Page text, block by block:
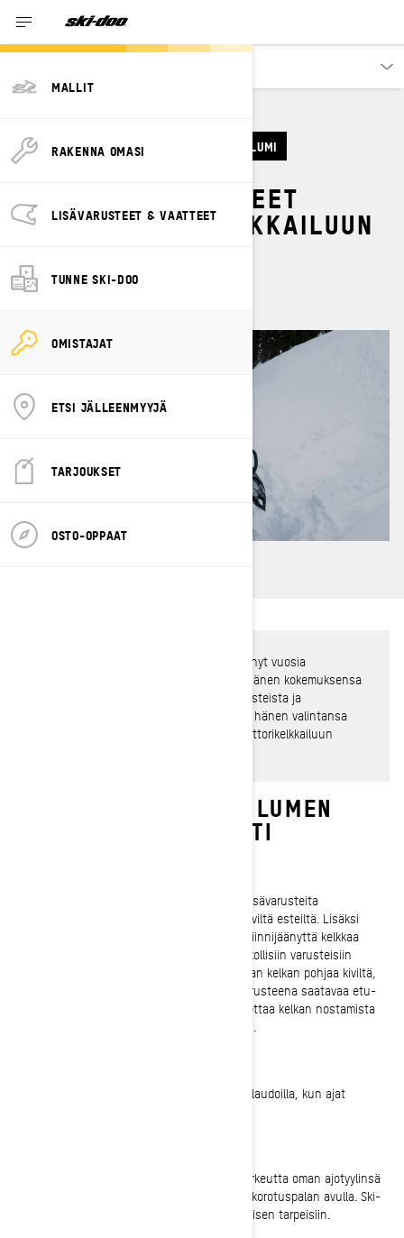
MALLIT
RAKENNA OMASI
LISÄVARUSTEET & VAATTEET
TUNNE SKI-DOO
OMISTAJAT
ETSI JÄLLEENMYYJÄ
TARJOUKSET
OSTO-OPPAAT
LISÄVARUSTEET & VAATTEET SYVÄ LUMI
TOP 5 LISÄVARUSTEET
SYVÄN LUMEN KELKKAILUUN
Ski-Doo-lähettiläs Dave Norona on viettänyt vuosia
moottorikelkkaillen reittien ulkopuolella. Hänen kokemuksensa
syvän lumen ajossa tarvittavista lisävarusteista ja
ajovarusteista on vertaansa vailla. Tässä hänen valintansa
viideksi tärkeimmäksi lisävarusteeksi moottorikelkkailuun
KUINKA SAAT SYVÄN LUMEN
AJOSTA ENEMMÄN IRTI
Syvässä lumessa ajavat tarvitsevat erityisiä lisävarusteita
suojatakseen kelkkaansa lumen alle kätkeytyviltä esteiltä. Lisäksi
paremmista tartuntapisteistä on apua, kun kiinnijäänyttä kelkkaa
irrotetaan lumesta. Näihin moottorikelkan pakollisiin varusteisiin
kuuluu pohjapanssari, joka auttaa suojaamaan kelkan pohjaa kiviltä,
kannoilta ja pylväiltä. Dave suosittelee lisävarusteena saatavaa etu-
tai takapuskuria, joka lisää korkeutta ja helpottaa kelkan nostamista
Tämä lisävaruste pitää jalkasi tukevasti astinlaudoilla, kun ajat
Kuljettajat haluavat säätää ohjaustangon korkeutta oman ajotyylinsä
ja kokonsa mukaan kiinteän tai säädettävän korotuspalan avulla. Ski-
Doo tarjoaa useita erilaisia korotuspaloja jokaisen tarpeisiin.